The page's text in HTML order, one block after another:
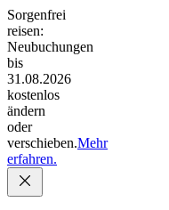
Sorgenfrei
reisen:
Neubuchungen
bis
31.08.2026
kostenlos
ändern
oder
verschieben.Mehr
erfahren.